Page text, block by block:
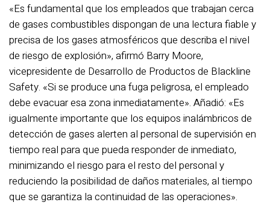
«Es fundamental que los empleados que trabajan cerca
de gases combustibles dispongan de una lectura fiable y
precisa de los gases atmosféricos que describa el nivel
de riesgo de explosión», afirmó Barry Moore,
vicepresidente de Desarrollo de Productos de Blackline
Safety. «Si se produce una fuga peligrosa, el empleado
debe evacuar esa zona inmediatamente». Añadió: «Es
igualmente importante que los equipos inalámbricos de
detección de gases alerten al personal de supervisión en
tiempo real para que pueda responder de inmediato,
minimizando el riesgo para el resto del personal y
reduciendo la posibilidad de daños materiales, al tiempo
que se garantiza la continuidad de las operaciones».